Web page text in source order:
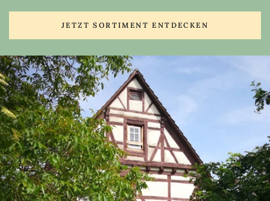
JETZT SORTIMENT ENTDECKEN